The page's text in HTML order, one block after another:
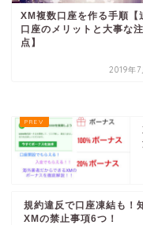
XM複数口座を作る手順【
口座のメリットと大事な
点】
2019年7
規約違反で口座凍結も！
XMの禁止事項6つ！